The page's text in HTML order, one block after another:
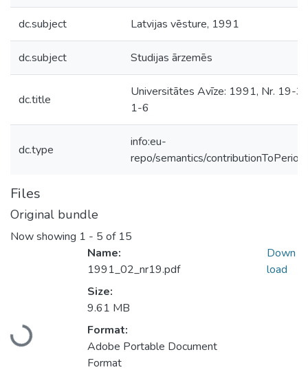
dc.subject Latvijas vēsture, 1991
dc.subject Studijas ārzemēs
dc.title
Universitātes Avīze: 1991, Nr. 19-
1-6
dc.type
info:eu-
repo/semantics/
Files
Original bundle
Now showing 1 - 5 of 15
Loading...
Name:
1991_02_nr19.pdf
Size:
9.61 MB
Format:
Adobe Portable Document
Format
Down
load